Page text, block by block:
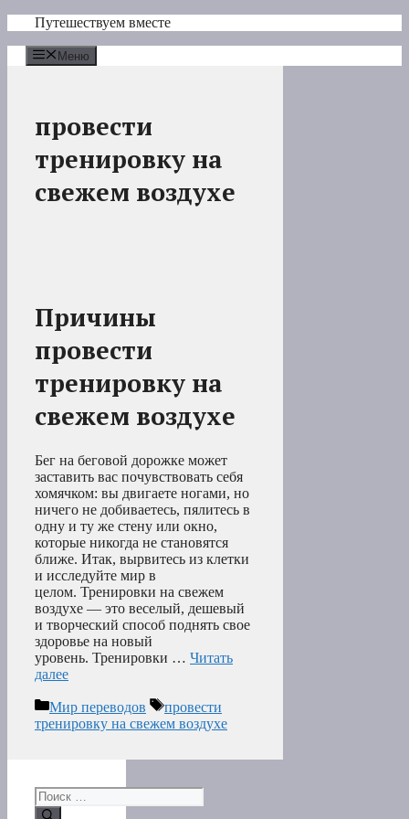
Перейти
содержимому
Путешествуем вместе
Меню
провести
тренировку на
свежем воздухе
Причины
провести
тренировку на
свежем воздухе
Бег на беговой дорожке может
заставить вас почувствовать себя
хомячком: вы двигаете ногами, но
ничего не добиваетесь, пялитесь в
одну и ту же стену или окно,
которые никогда не становятся
ближе. Итак, вырвитесь из клетки
и исследуйте мир в
целом. Тренировки на свежем
воздухе — это веселый, дешевый
и творческий способ поднять свое
здоровье на новый
уровень. Тренировки … Читать
далее
Рубрики
Мир переводов Метки
провести
тренировку на свежем воздухе
Поиск: